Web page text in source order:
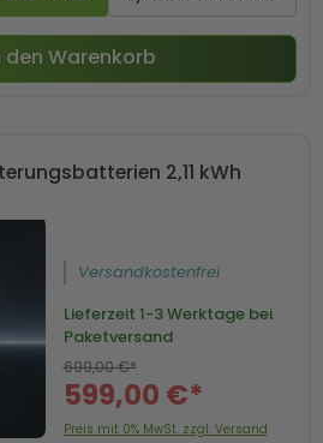
den Warenkorb
2,11 kWh
Versandkostenfrei
Lieferzeit 1-3 Werktage bei
Paketversand
599,00 €*
699,00 €*
Preis mit 0% MwSt. zzgl. Versand
-50 € mit Code SP50